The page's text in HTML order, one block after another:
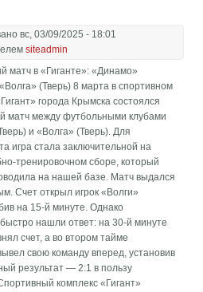
вс, 03/09/2025 - 18:01
siteadmin
матч в «Гиганте»: «Динамо»
(Тверь) 8 марта в спортивном
города Крымска состоялся
матч между футбольными клубами
и «Волга» (Тверь). Для
игра стала заключительной на
тренировочном сборе, который
на нашей базе. Матч выдался
Счет открыл игрок «Волги»
на 15-й минуте. Однако
нашли ответ: на 30-й минуте
счет, а во втором тайме
свою команду вперед, установив
результат — 2:1 в пользу
комплекс «Гигант»